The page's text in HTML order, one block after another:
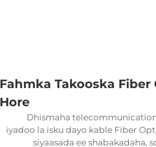
Fahmka Takooska
Hore
Dhismaha
iyadoo la isku dayo kable Fiber
siyaasada ee shabakadaha,